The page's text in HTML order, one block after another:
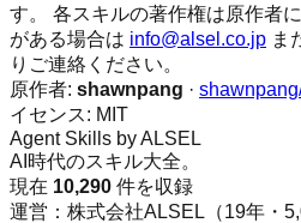
す。 各スキルの著作権は原作者
がある場合は info@alsel.co.jp ま
りご連絡ください。
原作者: shawnpang ·
イセンス: MIT
Agent Skills by ALSEL
AI時代のスキル大全。
現在 10,290 件を収録
運営：株式会社ALSEL（19年・